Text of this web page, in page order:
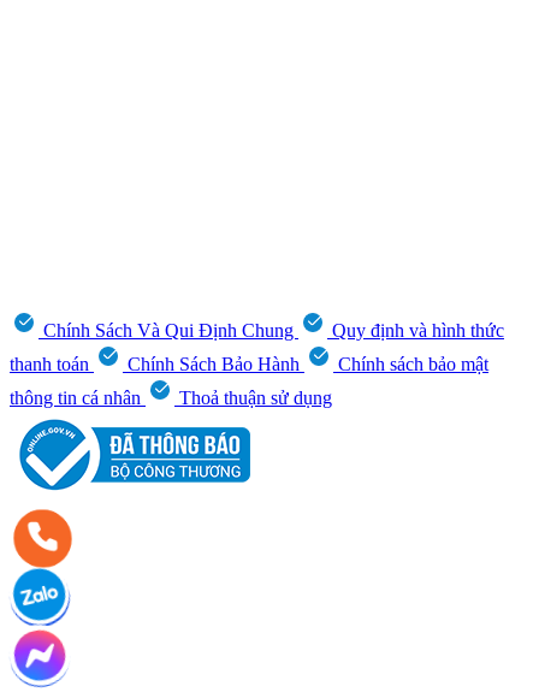
Chính Sách Và Qui Định Chung
Quy định và hình thức
thanh toán
Chính Sách Bảo Hành
Chính sách bảo mật
thông tin cá nhân
Thoả thuận sử dụng